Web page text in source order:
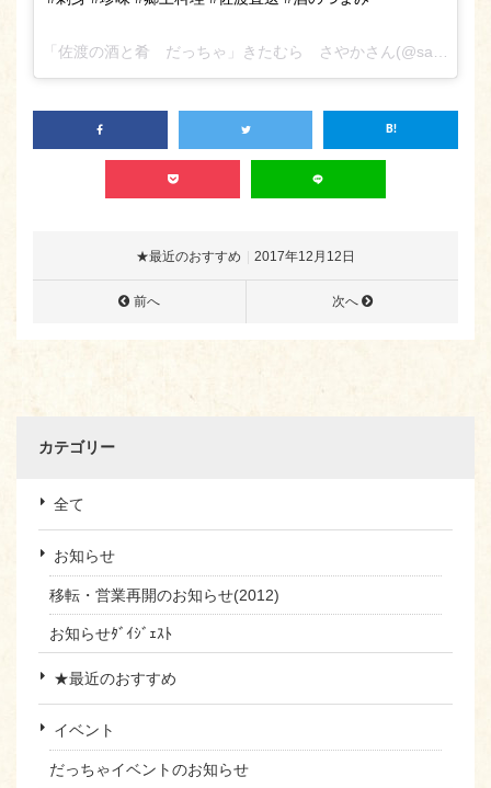
「佐渡の酒と肴 だっちゃ」きたむら さやかさん(@sado_daccha_sa_ya_ka_)がシェアした投稿 –
★最近のおすすめ 2017年12月12日
前へ 次へ
カテゴリー
全て
お知らせ
移転・営業再開のお知らせ(2012)
お知らせﾀﾞｲｼﾞｪｽﾄ
★最近のおすすめ
イベント
だっちゃイベントのお知らせ